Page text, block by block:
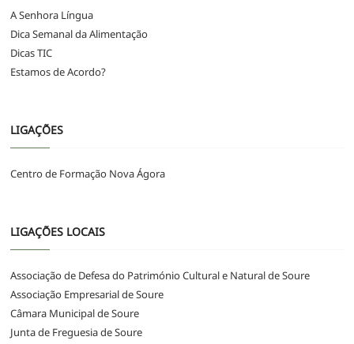
A Senhora Língua
Dica Semanal da Alimentação
Dicas TIC
Estamos de Acordo?
LIGAÇÕES
Centro de Formação Nova Ágora
LIGAÇÕES LOCAIS
Associação de Defesa do Património Cultural e Natural de Soure
Associação Empresarial de Soure
Câmara Municipal de Soure
Junta de Freguesia de Soure